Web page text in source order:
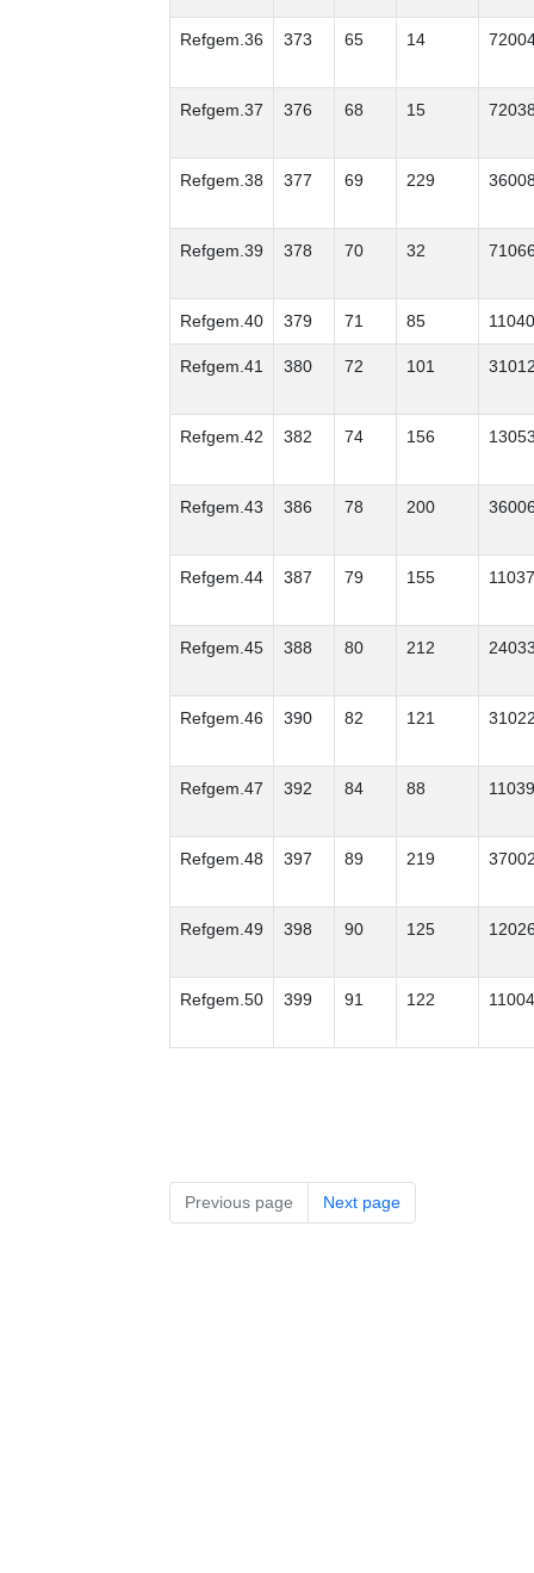
Refgem.36 373 65 14
Refgem.37 376 68 15
Refgem.38 377 69 229
Refgem.39 378 70 32
Refgem.40 379 71 85 11040
Refgem.41 380 72 101
Refgem.42 382 74 156
Refgem.43 386 78 200
Refgem.44 387 79 155 11037
Refgem.45 388 80 212
Refgem.46 390 82 121
Refgem.47 392 84 88 11039
Refgem.48 397 89 219
Refgem.49 398 90 125
Refgem.50 399 91 122 11004
Previous page Next page